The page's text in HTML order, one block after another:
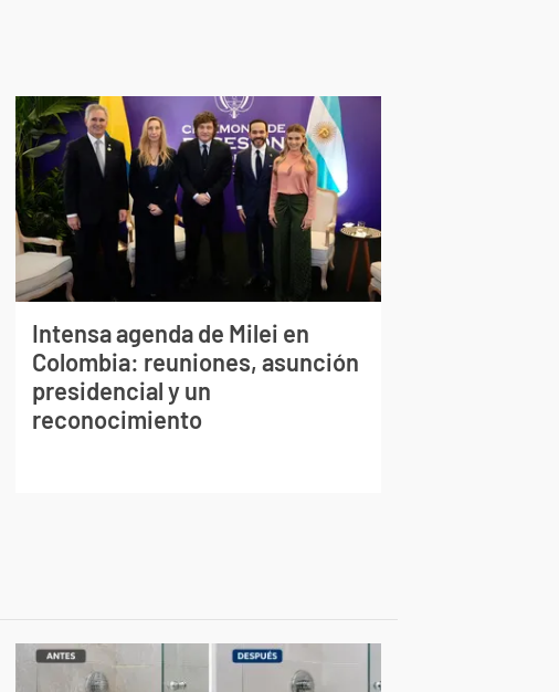
Intensa agenda de Milei en
Colombia: reuniones, asunción
presidencial y un
reconocimiento